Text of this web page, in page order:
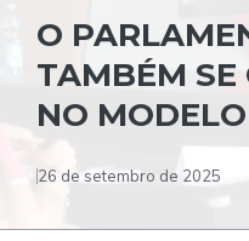
O
TAMBÉM SE
NO
26 de setembro de 2025